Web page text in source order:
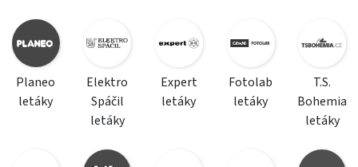
Planeo
letáky
Elektro
Spáčil
letáky
Expert
letáky
Fotolab
letáky
T.S.
Bohemia
letáky